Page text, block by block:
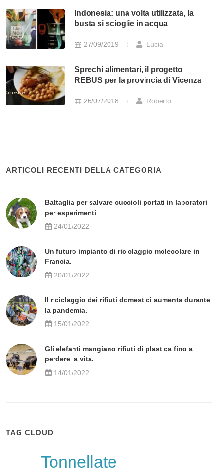
Indonesia: una volta utilizzata, la
busta si scioglie in acqua
27/09/2019 Lucia
Sprechi alimentari, il progetto
REBUS per la provincia di Vicenza
26/07/2018 Roberto
ARTICOLI RECENTI DELLA CATEGORIA
Battaglia per salvare cuccioli portati in laboratori
per esperimenti
24/01/2022
Un futuro impianto di riciclaggio molecolare in
Francia.
20/01/2022
Il riciclaggio dei rifiuti domestici aumenta durante
la pandemia.
15/01/2022
Gli elefanti mangiano rifiuti di plastica fino a
perdere la vita.
14/01/2022
TAG CLOUD
Tonnellate